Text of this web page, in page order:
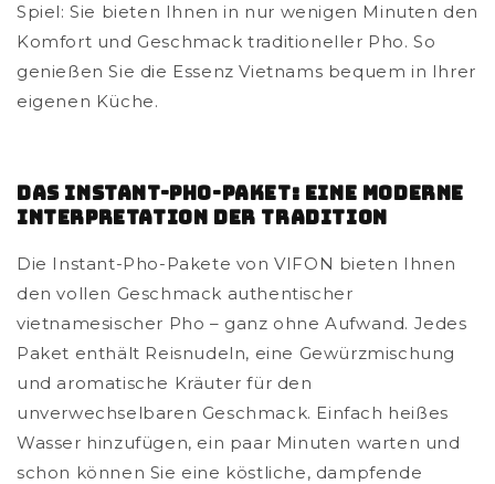
Spiel: Sie bieten Ihnen in nur wenigen Minuten den
Komfort und Geschmack traditioneller Pho. So
genießen Sie die Essenz Vietnams bequem in Ihrer
eigenen Küche.
Das Instant-Pho-Paket: Eine moderne
Interpretation der Tradition
Die Instant-Pho-Pakete von VIFON bieten Ihnen
den vollen Geschmack authentischer
vietnamesischer Pho – ganz ohne Aufwand. Jedes
Paket enthält Reisnudeln, eine Gewürzmischung
und aromatische Kräuter für den
unverwechselbaren Geschmack. Einfach heißes
Wasser hinzufügen, ein paar Minuten warten und
schon können Sie eine köstliche, dampfende